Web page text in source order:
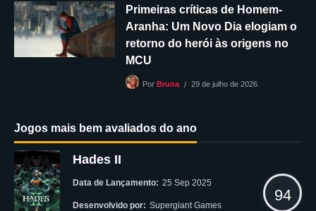
Primeiras críticas de Homem-
Aranha: Um Novo Dia elogiam o
retorno do herói às origens no
MCU
Por Bruna 29 de julho de 2026
Jogos mais bem avaliados do ano
Hades II
Data de Lançamento: 25 Sep 2025
Desenvolvido por: Supergiant Games
94